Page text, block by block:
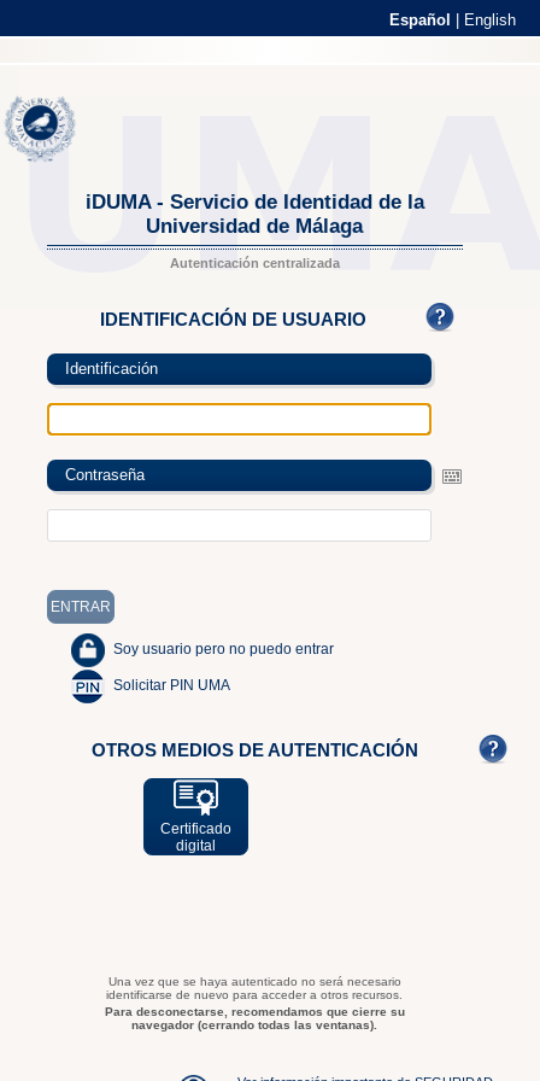
Español English
iDUMA - Servicio de Identidad de la
Universidad de Málaga
Autenticación centralizada
IDENTIFICACIÓN DE USUARIO
Identificación
Contraseña
Soy usuario pero no puedo entrar
Solicitar PIN UMA
OTROS MEDIOS DE AUTENTICACIÓN
Certificado
digital
Una vez que se haya autenticado no será necesario
identificarse de nuevo para acceder a otros recursos.
Para desconectarse, recomendamos que cierre su
navegador (cerrando todas las ventanas).